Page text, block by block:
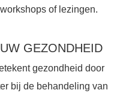
of lezingen.
GEZONDHEID
gezondheid door
bij de behandeling van